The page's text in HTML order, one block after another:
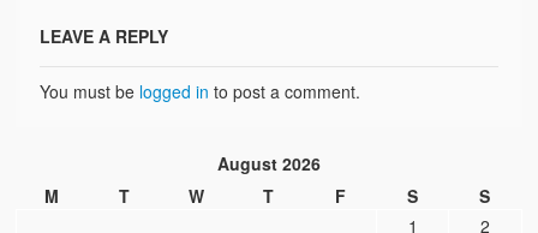
LEAVE A REPLY
You must be logged in to post a comment.
August 2026
M
T W T F S
S
1
2